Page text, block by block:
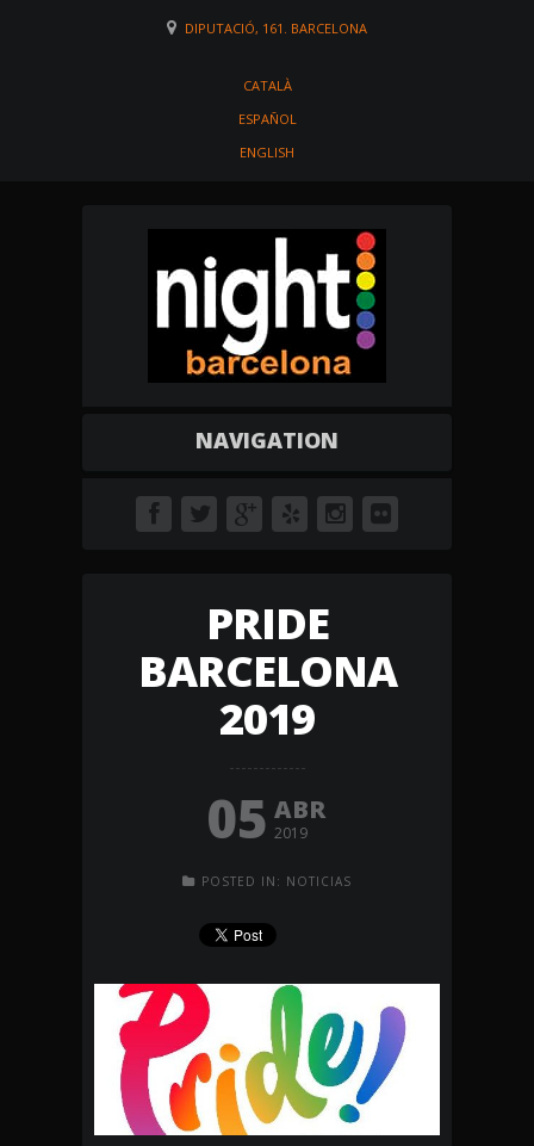
DIPUTACIÓ, 161. BARCELONA
CATALÀ
ESPAÑOL
ENGLISH
NAVIGATION
PRIDE
BARCELONA
2019
05 ABR
2019
POSTED IN: NOTICIAS